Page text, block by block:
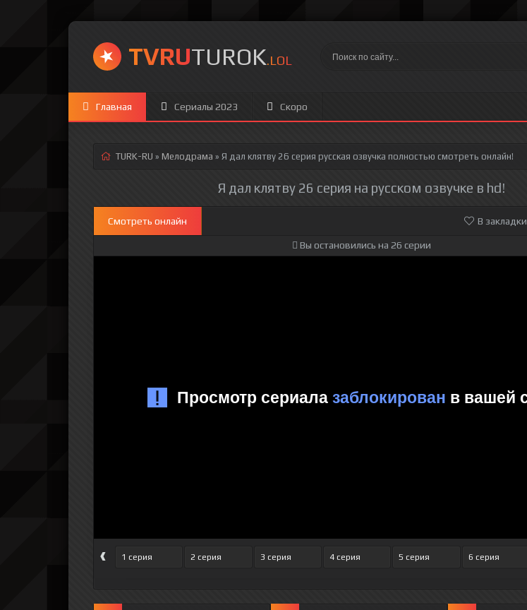
TVRUTUROK.LOL
Главная Сериалы 2023 Скоро
TURK-RU » Мелодрама » Я дал клятву 26 серия русская озвучка полностью смотреть онлайн!
Я дал клятву 26 серия на русском озвучке в hd!
Смотреть онлайн В закладки
Вы остановились на 26 серии
‹ 1 серия 2 серия 3 серия 4 серия 5 серия 6 серия